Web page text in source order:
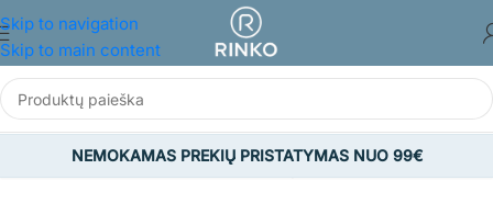
Skip to navigation
Skip to main content
NEMOKAMAS PREKIŲ PRISTATYMAS NUO 99€
NAMAMS IR BUIČIAI/Dekoro prekės